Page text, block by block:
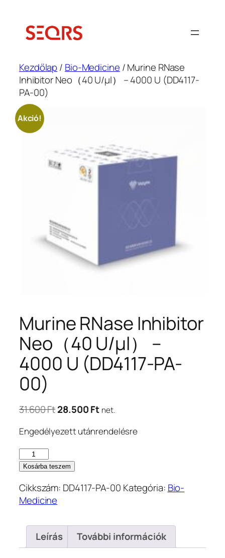
tartalomhoz
Kezdőlap / Bio-Medicine / Murine RNase
Inhibitor Neo（40 U/μl） – 4000 U (DD4117-
PA-00)
Akció!
Murine RNase Inhibitor
Neo（40 U/μl） –
4000 U (DD4117-PA-
00)
31.600FtOriginal
was:
28.500FtCurrent
is:
net.
Engedélyezett utánrendelésre
Murine
RNase
Neo（40
U/
4000
Kosárba teszem
Cikkszám: DD4117-PA-00 Kategória: Bio-
Medicine
Leírás További információk